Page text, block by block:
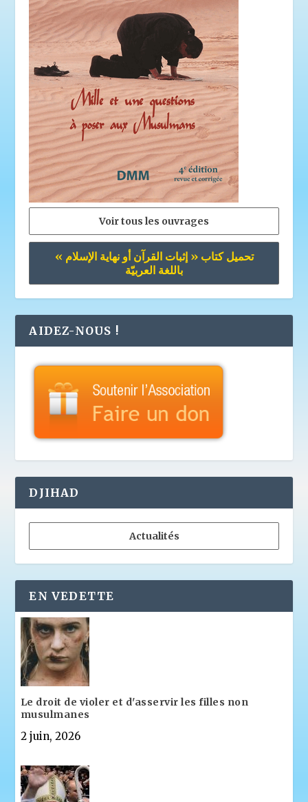
Voir tous les ouvrages
تحميل كتاب « إثبات القرآن أو نهاية الإسلام »
باللغة العربيّة
AIDEZ-NOUS !
DJIHAD
Actualités
EN VEDETTE
Le droit de violer et d'asservir les filles non
musulmanes
2 juin, 2026